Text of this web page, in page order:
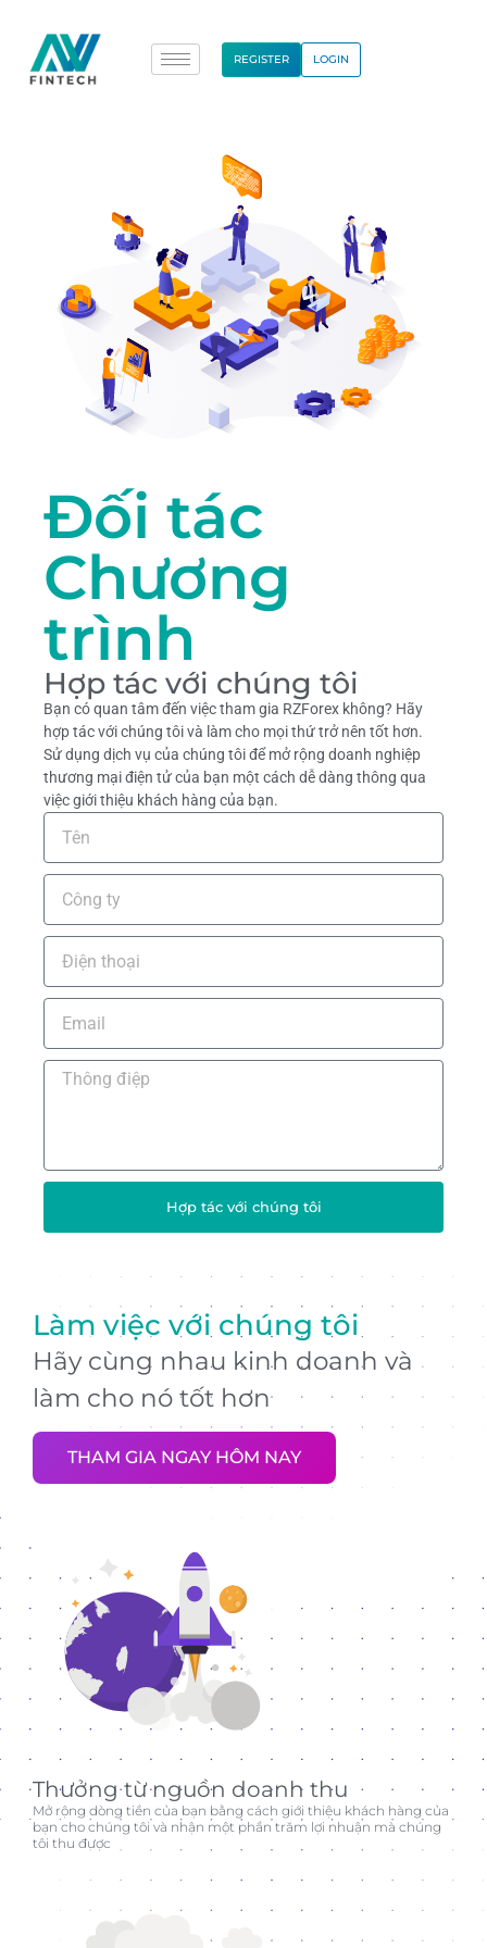
REGISTER LOGIN
Đối tác
Chương
trình
Hợp tác với chúng tôi
Bạn có quan tâm đến việc tham gia RZForex không? Hãy
hợp tác với chúng tôi và làm cho mọi thứ trở nên tốt hơn.
Sử dụng dịch vụ của chúng tôi để mở rộng doanh nghiệp
thương mại điện tử của bạn một cách dễ dàng thông qua
việc giới thiệu khách hàng của bạn.
Hợp tác với chúng tôi
Làm việc với chúng tôi
Hãy cùng nhau kinh doanh và
làm cho nó tốt hơn
THAM GIA NGAY HÔM NAY
Thưởng từ nguồn doanh thu
Mở rộng dòng tiền của bạn bằng cách giới thiệu khách hàng của
bạn cho chúng tôi và nhận một phần trăm lợi nhuận mà chúng
tôi thu được